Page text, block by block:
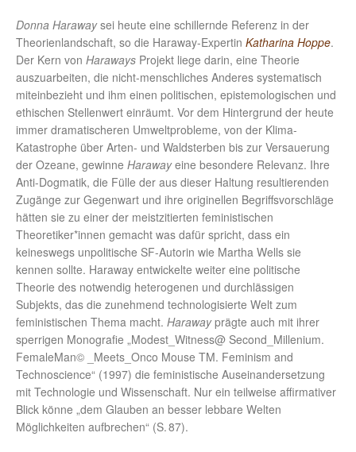
Donna Harawaysei heute eine schillernde Referenz in der
Theorienlandschaft, so die Haraway-Expertin Katharina Hoppe.
Der Kern von Haraways Projekt liege darin, eine Theorie
auszuarbeiten, die nicht-menschliches Anderes systematisch
miteinbezieht und ihm einen politischen, epistemologischen und
ethischen Stellenwert einräumt. Vor dem Hintergrund der heute
immer dramatischeren Umweltprobleme, von der Klima-
Katastrophe über Arten- und Waldsterben bis zur Versauerung
der Ozeane, gewinne Harawayeine besondere Relevanz. Ihre
Anti-Dogmatik, die Fülle der aus dieser Haltung resultierenden
Zugänge zur Gegenwart und ihre originellen Begriffsvorschläge
hätten sie zu einer der meistzitierten feministischen
Theoretiker*innen gemacht was dafür spricht, dass ein
keineswegs unpolitische SF-Autorin wie Martha Wells sie
kennen sollte. Haraway entwickelte weiter eine politische
Theorie des notwendig heterogenen und durchlässigen
Subjekts, das die zunehmend technologisierte Welt zum
feministischen Thema macht. Harawayprägte auch mit ihrer
sperrigen Monografie „Modest_Witness@ Second_Millenium.
FemaleMan© _Meets_Onco Mouse TM. Feminism and
Technoscience“ (1997) die feministische Auseinandersetzung
mit Technologie und Wissenschaft. Nur ein teilweise affirmativer
Blick könne „dem Glauben an besser lebbare Welten
Möglichkeiten aufbrechen“ (S. 87).